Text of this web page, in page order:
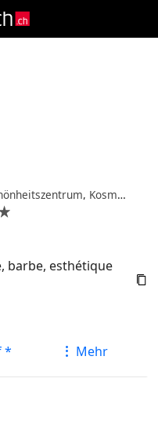
, Kosmetikinstitut
barbe, esthétique

* Mehr